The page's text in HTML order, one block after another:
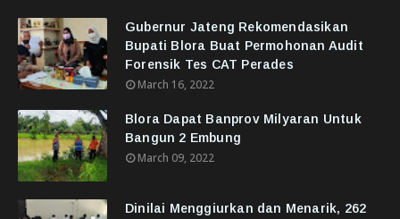
Gubernur Jateng Rekomendasikan
Bupati Blora Buat Permohonan Audit
Forensik Tes CAT Perades
March 16, 2022
Blora Dapat Banprov Milyaran Untuk
Bangun 2 Embung
March 09, 2022
Dinilai Menggiurkan dan Menarik, 262